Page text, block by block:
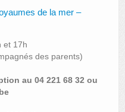
de la mer –
et 17h
des parents)
au 04 221 68 32 ou